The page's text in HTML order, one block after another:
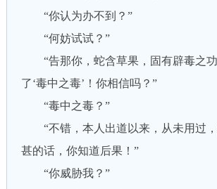
“你认为办不到？”
“何妨试试？”
“告那你，蛇含草果，固有辟毒之功
了‘毒中之毒’！你相信吗？”
“毒中之毒？”
“不错，本人出道以来，从未用过，
甚的话，你知道后果！”
“你威胁我？”